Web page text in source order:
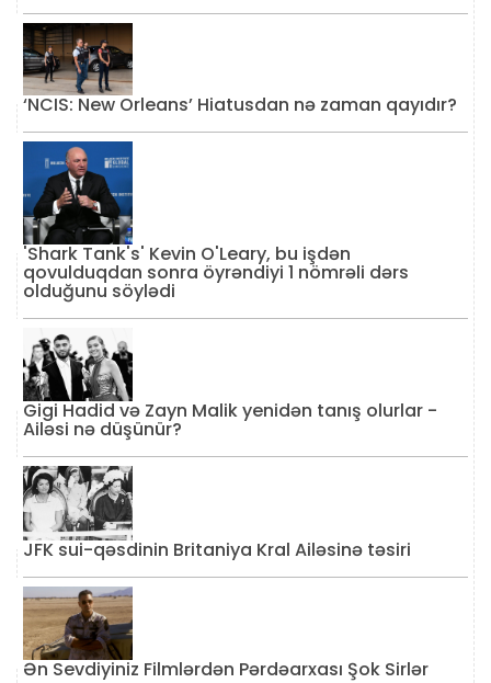
‘NCIS: New Orleans’ Hiatusdan nə zaman qayıdır?
'Shark Tank's' Kevin O'Leary, bu işdən
qovulduqdan sonra öyrəndiyi 1 nömrəli dərs
olduğunu söylədi
Gigi Hadid və Zayn Malik yenidən tanış olurlar -
Ailəsi nə düşünür?
JFK sui-qəsdinin Britaniya Kral Ailəsinə təsiri
Ən Sevdiyiniz Filmlərdən Pərdəarxası Şok Sirlər